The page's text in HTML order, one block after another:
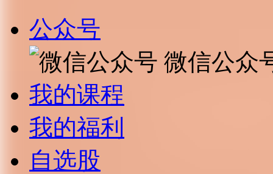
公众号
微信公众
我的课程
我的福利
自选股